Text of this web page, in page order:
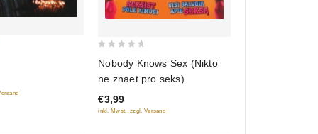
of
5
Nobody Knows Sex (Nikto
ne znaet pro seks)
€3,99
inkl. Mwst., zzgl. Versand